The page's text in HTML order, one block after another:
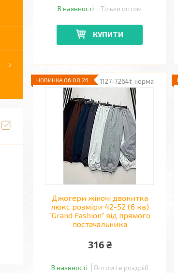
В наявності Тільки оптом
КУПИТИ
P1127-7264t_норма
НОВИНКА 06.08.26
Джогери жіночі двонитка
люкс розміри 42-52 (6 кв)
"Grand Fashion" від прямого
постачальника
316 ₴
В наявності Оптом і в роздріб